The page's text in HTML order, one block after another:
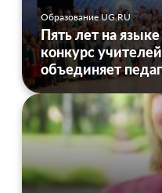
Образование UG.RU
Пять лет на
конкурс
объединяет